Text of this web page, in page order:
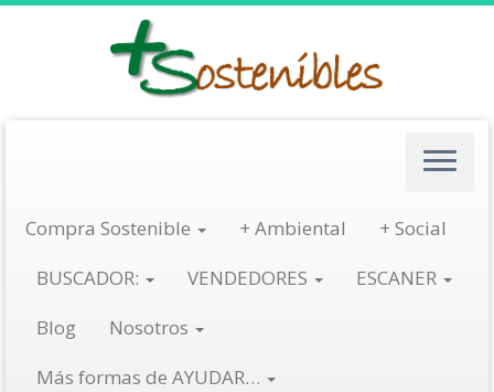
Compra Sostenible + Ambiental
+ Social
BUSCADOR:
VENDEDORES
ESCANER
Blog
Nosotros
Más formas de AYUDAR…
Bebida de arroz-coco – Provamel
Cultivo Ecológico/Forest Stewardship Council (FSC)